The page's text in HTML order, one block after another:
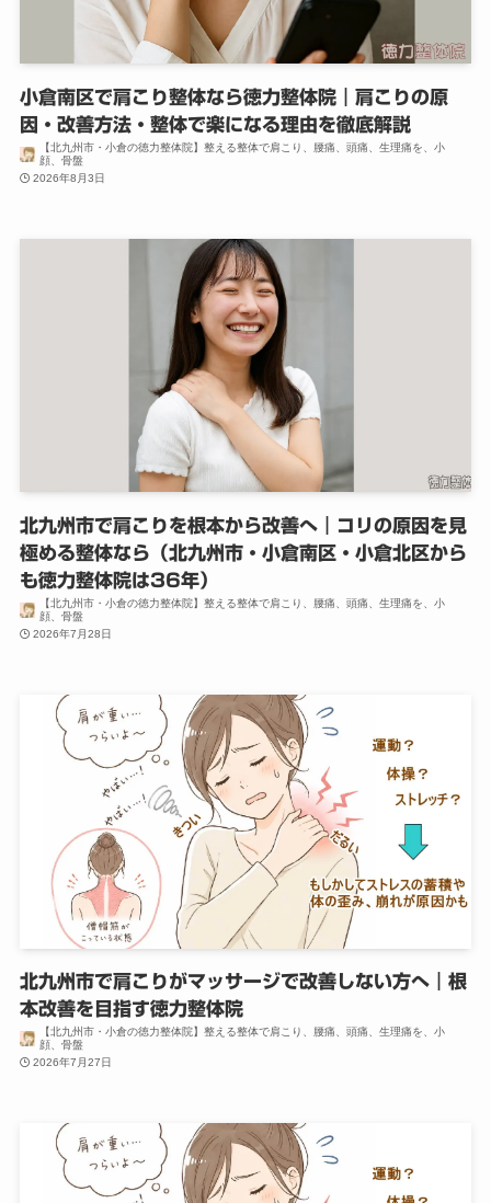
小倉南区で肩こり整体なら徳力整体院｜肩こりの原
因・改善方法・整体で楽になる理由を徹底解説
【北九州市・小倉の徳力整体院】整える整体で肩こり、腰痛、頭痛、生理痛を、小
顔、骨盤
2026年8月3日
北九州市で肩こりを根本から改善へ｜コリの原因を見
極める整体なら（北九州市・小倉南区・小倉北区から
も徳力整体院は36年）
【北九州市・小倉の徳力整体院】整える整体で肩こり、腰痛、頭痛、生理痛を、小
顔、骨盤
2026年7月28日
北九州市で肩こりがマッサージで改善しない方へ｜根
本改善を目指す徳力整体院
【北九州市・小倉の徳力整体院】整える整体で肩こり、腰痛、頭痛、生理痛を、小
顔、骨盤
2026年7月27日